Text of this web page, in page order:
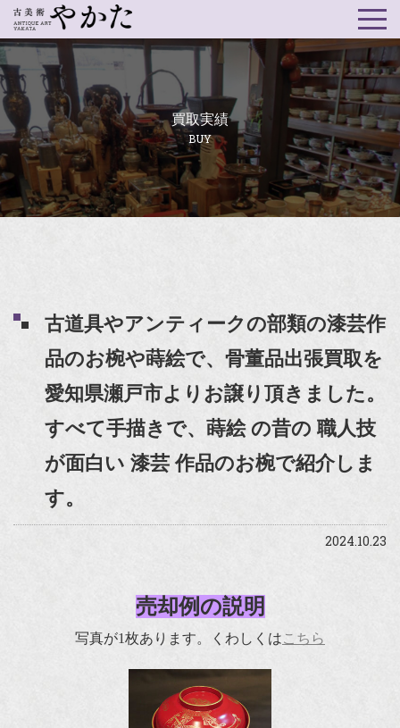
買取実績
BUY
古道具やアンティークの部類の漆芸作
品のお椀や蒔絵で、骨董品出張買取を
愛知県瀬戸市よりお譲り頂きました。
すべて手描きで、蒔絵 の昔の 職人技
が面白い 漆芸 作品のお椀で紹介しま
す。
2024.10.23
売却例の説明
写真が1枚あります。くわしくはこちら